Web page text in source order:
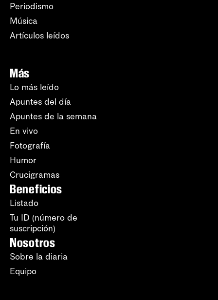
Periodismo
Música
Artículos leídos
Más
Lo más leído
Apuntes del día
Apuntes de la semana
En vivo
Fotografía
Humor
Crucigramas
Beneficios
Listado
Tu ID (número de
suscripción)
Nosotros
Sobre la diaria
Equipo